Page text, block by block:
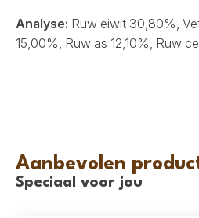
Analyse: Ruw eiwit 30,80%,
15,00%, Ruw as 12,10%, Ruw
Aanbevolen
Speciaal voor jou